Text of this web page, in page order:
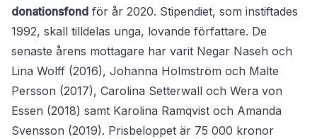
donationsfond för år 2020. Stipendiet, som instiftades
1992, skall tilldelas unga, lovande författare. De
senaste årens mottagare har varit Negar Naseh och
Lina Wolff (2016), Johanna Holmström och Malte
Persson (2017), Carolina Setterwall och Wera von
Essen (2018) samt Karolina Ramqvist och Amanda
Svensson (2019). Prisbeloppet är 75 000 kronor